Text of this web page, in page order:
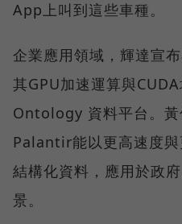
App上叫到這些車種。
企業應用領域，輝達宣
其GPU加速運算與
Ontology 資料平台。黃
Palantir能以更高速度
結構化資料，應用於政
景。